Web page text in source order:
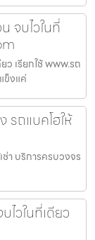
จบไวในที่
ว เรียกใช้ www.รถ
ข็งแค่
รถแบคโฮให้
ช่า บริการครบวงจร
ไวในที่เดียว